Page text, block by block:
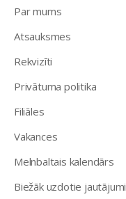
Par mums
Atsauksmes
Rekvizīti
Privātuma politika
Filiāles
Vakances
Melnbaltais kalendārs
Biežāk uzdotie jautājumi